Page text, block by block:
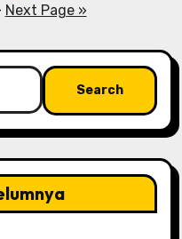
Next Page »